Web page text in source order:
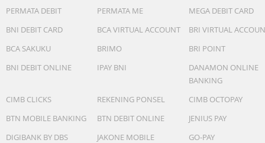
PERMATA DEBIT
PERMATA ME
MEGA DEBIT CARD
BNI DEBIT CARD
BCA VIRTUAL ACCOUNT
BRI VIRTUAL
BCA SAKUKU
BRIMO
BRI POINT
BNI DEBIT ONLINE
IPAY BNI
DANAMON ONLINE
BANKING
CIMB CLICKS
REKENING PONSEL
CIMB OCTOPAY
BTN MOBILE BANKING
BTN DEBIT ONLINE
JENIUS PAY
DIGIBANK BY DBS
JAKONE MOBILE
GO-PAY